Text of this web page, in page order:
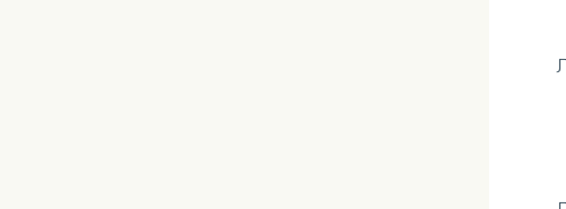
לפני שנצלול לפרטים הטכניים, חשוב להבין את שני היתרונות המרכזיים שמבדילים את